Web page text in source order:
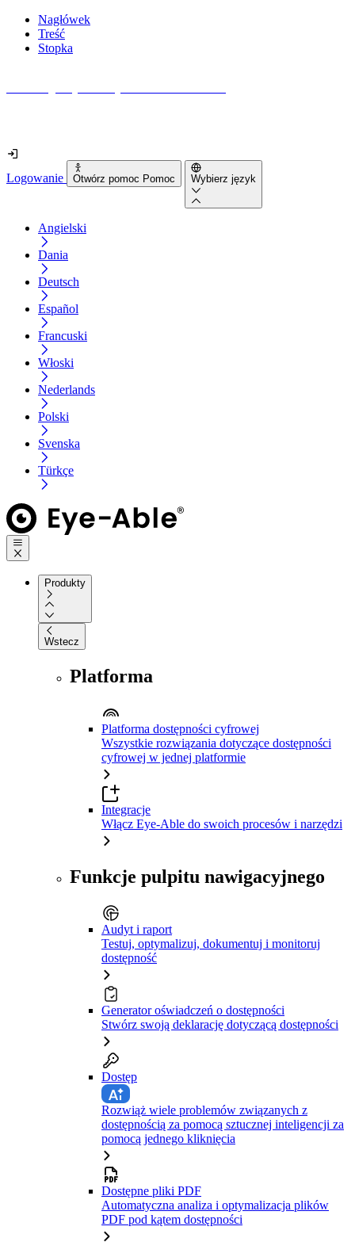
Nagłówek
Treść
Stopka
Logowanie Otwórz pomoc Pomoc Wybierz język
Angielski
Dania
Deutsch
Español
Francuski
Włoski
Nederlands
Polski
Svenska
Türkçe
Produkty
Wstecz
Platforma
Platforma dostępności cyfrowej
Wszystkie rozwiązania dotyczące dostępności
cyfrowej w jednej platformie
Integracje
Włącz Eye-Able do swoich procesów i narzędzi
Funkcje pulpitu nawigacyjnego
Audyt i raport
Testuj, optymalizuj, dokumentuj i monitoruj
dostępność
Generator oświadczeń o dostępności
Stwórz swoją deklarację dotyczącą dostępności
Dostęp
Rozwiąż wiele problemów związanych z
dostępnością za pomocą sztucznej inteligencji za
pomocą jednego kliknięcia
Dostępne pliki PDF
Automatyczna analiza i optymalizacja plików
PDF pod kątem dostępności